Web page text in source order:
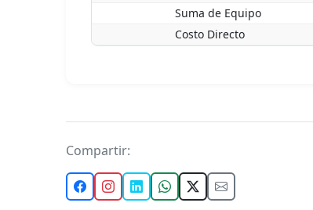
Suma de Equipo
Costo Directo
Compartir: